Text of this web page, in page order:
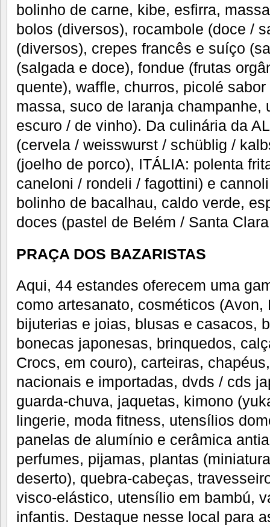
bolinho de carne, kibe, esfirra,
bolos (diversos), rocambole (doce /
(diversos), crepes francês e suíço
(salgada e doce), fondue (frutas
quente), waffle, churros, picolé
massa, suco de laranja champanhe,
escuro / de vinho). Da culinária da
(cervela / weisswurst / schüblig /
(joelho de porco), ITÁLIA: polenta
caneloni / rondeli / fagottini) e
bolinho de bacalhau, caldo verde,
doces (pastel de Belém / Santa
PRAÇA DOS BAZARISTAS
Aqui, 44 estandes oferecem uma
como artesanato, cosméticos (Avon,
bijuterias e joias, blusas e casacos,
bonecas japonesas, brinquedos,
Crocs, em couro), carteiras,
nacionais e importadas, dvds / cds
guarda-chuva, jaquetas, kimono
lingerie, moda fitness, utensílios
panelas de alumínio e cerâmica
perfumes, pijamas, plantas
deserto), quebra-cabeças,
visco-elástico, utensílio em bambú,
infantis. Destaque nesse local para